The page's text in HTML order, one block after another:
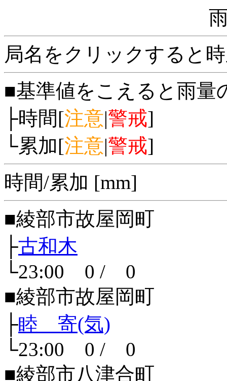
局名をクリックすると
■基準値をこえると雨量
├時間[注意|警戒]
└累加[注意|警戒]
時間/累加 [mm]
■綾部市故屋岡町
├古和木
└23:00 0 / 0
■綾部市故屋岡町
├睦 寄(気)
└23:00 0 / 0
■綾部市八津合町